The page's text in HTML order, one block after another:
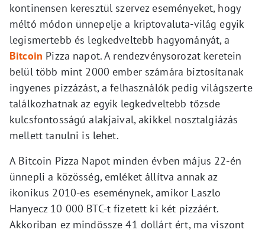
kontinensen keresztül szervez eseményeket, hogy
méltó módon ünnepelje a kriptovaluta-világ egyik
legismertebb és legkedveltebb hagyományát, a
Bitcoin Pizza napot. A rendezvénysorozat keretein
belül több mint 2000 ember számára biztosítanak
ingyenes pizzázást, a felhasználók pedig világszerte
találkozhatnak az egyik legkedveltebb tőzsde
kulcsfontosságú alakjaival, akikkel nosztalgiázás
mellett tanulni is lehet.
A Bitcoin Pizza Napot minden évben május 22-én
ünnepli a közösség, emléket állítva annak az
ikonikus 2010-es eseménynek, amikor Laszlo
Hanyecz 10 000 BTC-t fizetett ki két pizzáért.
Akkoriban ez mindössze 41 dollárt ért, ma viszont